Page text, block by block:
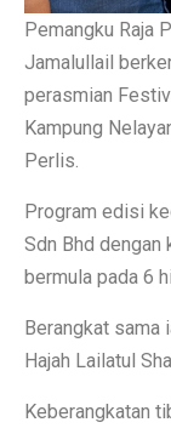
Pemangku Raja
Jamalullail
perasmian
Kampung
Perlis.
Program edisi
Sdn Bhd
bermula pada 6
Berangkat sama
Hajah Lailatul
Keberangkatan